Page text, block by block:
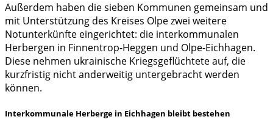
Außerdem haben die sieben Kommunen gemeinsam und
mit Unterstützung des Kreises Olpe zwei weitere
Notunterkünfte eingerichtet: die interkommunalen
Herbergen in Finnentrop-Heggen und Olpe-Eichhagen.
Diese nehmen ukrainische Kriegsgeflüchtete auf, die
kurzfristig nicht anderweitig untergebracht werden
können.
Interkommunale Herberge in Eichhagen bleibt bestehen